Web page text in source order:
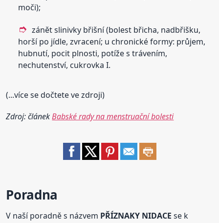
moči);
zánět slinivky břišní (bolest břicha, nadbřišku,
horší po jídle, zvracení; u chronické formy: průjem,
hubnutí, pocit plnosti, potíže s trávením,
nechutenství, cukrovka I.
(...více se dočtete ve zdroji)
Zdroj: článekBabské rady na menstruační bolesti
Poradna
V naší poradně s názvem PŘÍZNAKY NIDACE se k